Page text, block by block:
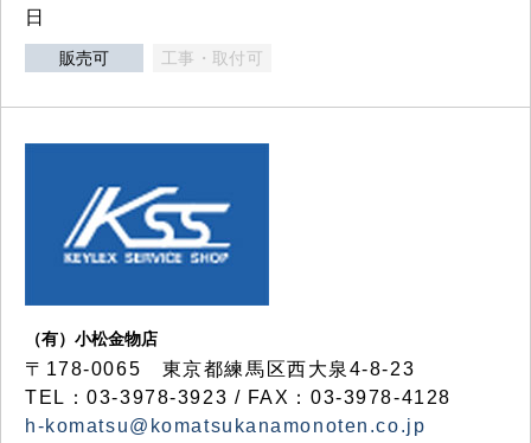
日
販売可 工事・取付可
（有）小松金物店
〒178-0065 東京都練馬区西大泉4-8-23
TEL：03-3978-3923 / FAX：03-3978-4128
h-komatsu@komatsukanamonoten.co.jp